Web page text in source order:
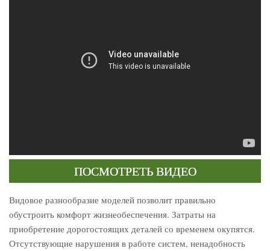
ПОСМОТРЕТЬ ВИДЕО
Видовое разнообразие моделей позволит правильно
обустроить комфорт жизнеобеспечения. Затраты на
приобретение дорогостоящих деталей со временем окупятся.
Отсутствующие нарушения в работе систем, ненадобность